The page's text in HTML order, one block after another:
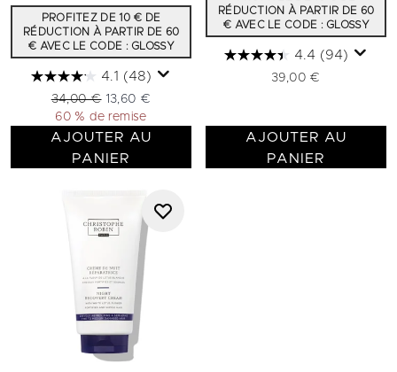
PROFITEZ DE 10 € DE
RÉDUCTION À PARTIR DE 60
€ AVEC LE CODE : GLOSSY
4.1 (48)
Prix de vente :
34,00 € Prix ​​actuel :
13,60 €
60 % de remise
AJOUTER AU
PANIER
RÉDUCTION À PARTIR DE 60
€ AVEC LE CODE : GLOSSY
4.4 (94)
39,00 €
AJOUTER AU
PANIER